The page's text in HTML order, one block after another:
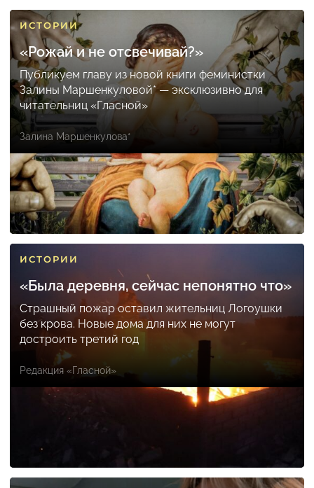
ИСТОРИИ
«Рожай и не отсвечивай?»
Публикуем главу из новой книги феминистки
Залины Маршенкуловой* — эксклюзивно для
читательниц «Гласной»
Залина Маршенкулова*
ИСТОРИИ
«Была деревня, сейчас непонятно что»
Страшный пожар оставил жительниц Логоушки
без крова. Новые дома для них не могут
достроить третий год
Редакция «Гласной»